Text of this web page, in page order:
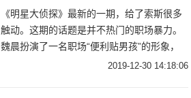
《明星大侦探》最新的一期，给了索斯很多
触动。这期的话题是并不热门的职场暴力。
魏晨扮演了一名职场“便利贴男孩”的形象，
他工作认真努力，也有自己的远大抱负，但
2019-12-30 14:18:06